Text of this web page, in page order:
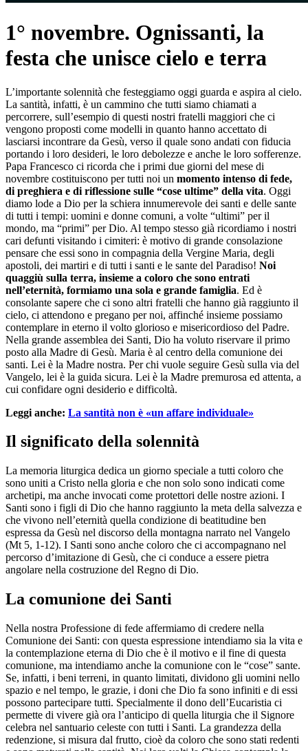
1° novembre. Ognissanti, la
festa che unisce cielo e terra
L’importante solennità che festeggiamo oggi guarda e aspira al cielo.
La santità, infatti, è un cammino che tutti siamo chiamati a
percorrere, sull’esempio di questi nostri fratelli maggiori che ci
vengono proposti come modelli in quanto hanno accettato di
lasciarsi incontrare da Gesù, verso il quale sono andati con fiducia
portando i loro desideri, le loro debolezze e anche le loro sofferenze.
Papa Francesco ci ricorda che i primi due giorni del mese di
novembre costituiscono per tutti noi un momento intenso di fede,
di preghiera e di riflessione sulle “cose ultime” della vita. Oggi
diamo lode a Dio per la schiera innumerevole dei santi e delle sante
di tutti i tempi: uomini e donne comuni, a volte “ultimi” per il
mondo, ma “primi” per Dio. Al tempo stesso già ricordiamo i nostri
cari defunti visitando i cimiteri: è motivo di grande consolazione
pensare che essi sono in compagnia della Vergine Maria, degli
apostoli, dei martiri e di tutti i santi e le sante del Paradiso! Noi
quaggiù sulla terra, insieme a coloro che sono entrati
nell’eternità, formiamo una sola e grande famiglia. Ed è
consolante sapere che ci sono altri fratelli che hanno già raggiunto il
cielo, ci attendono e pregano per noi, affinché insieme possiamo
contemplare in eterno il volto glorioso e misericordioso del Padre.
Nella grande assemblea dei Santi, Dio ha voluto riservare il primo
posto alla Madre di Gesù. Maria è al centro della comunione dei
santi. Lei è la Madre nostra. Per chi vuole seguire Gesù sulla via del
Vangelo, lei è la guida sicura. Lei è la Madre premurosa ed attenta, a
cui confidare ogni desiderio e difficoltà.
Leggi anche: La santità non è «un affare individuale»
Il significato della solennità
La memoria liturgica dedica un giorno speciale a tutti coloro che
sono uniti a Cristo nella gloria e che non solo sono indicati come
archetipi, ma anche invocati come protettori delle nostre azioni. I
Santi sono i figli di Dio che hanno raggiunto la meta della salvezza e
che vivono nell’eternità quella condizione di beatitudine ben
espressa da Gesù nel discorso della montagna narrato nel Vangelo
(Mt 5, 1-12). I Santi sono anche coloro che ci accompagnano nel
percorso d’imitazione di Gesù, che ci conduce a essere pietra
angolare nella costruzione del Regno di Dio.
La comunione dei Santi
Nella nostra Professione di fede affermiamo di credere nella
Comunione dei Santi: con questa espressione intendiamo sia la vita e
la contemplazione eterna di Dio che è il motivo e il fine di questa
comunione, ma intendiamo anche la comunione con le “cose” sante.
Se, infatti, i beni terreni, in quanto limitati, dividono gli uomini nello
spazio e nel tempo, le grazie, i doni che Dio fa sono infiniti e di essi
possono partecipare tutti. Specialmente il dono dell’Eucaristia ci
permette di vivere già ora l’anticipo di quella liturgia che il Signore
celebra nel santuario celeste con tutti i Santi. La grandezza della
redenzione, si misura dal frutto, cioè da coloro che sono stati redenti